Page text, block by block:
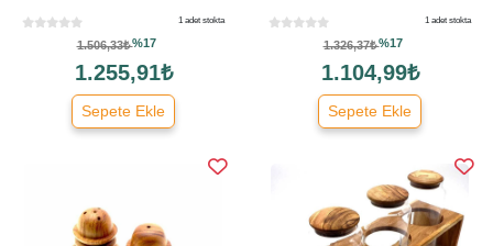
1 adet stokta
1.506,33₺%17
1.255,91₺
Sepete Ekle
1 adet stokta
1.326,37₺%17
1.104,99₺
Sepete Ekle